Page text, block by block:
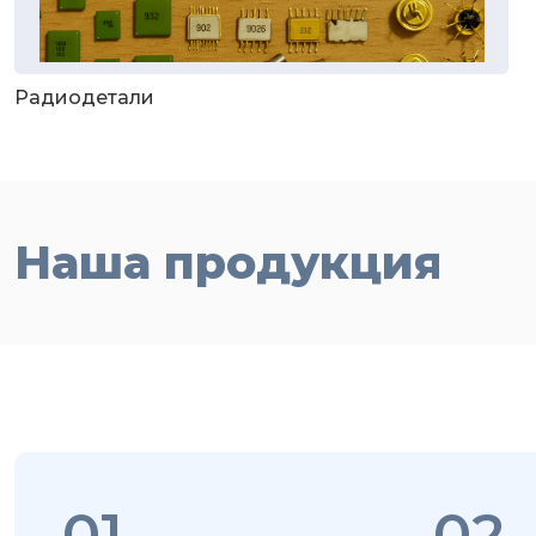
Радиодетали
Наша продукция